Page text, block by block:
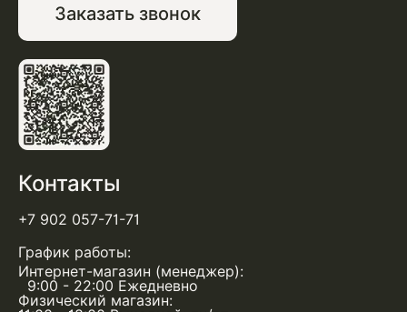
Заказать звонок
Контакты
+7 902 057-71-71
График работы:
Интернет-магазин (менеджер):
9:00 - 22:00 Ежедневно
Физический магазин: